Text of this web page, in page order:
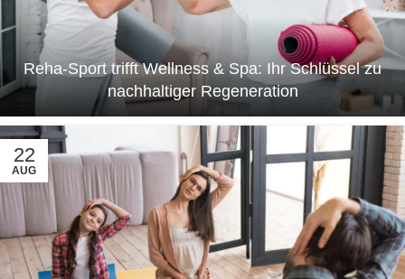
Reha-Sport trifft Wellness & Spa: Ihr Schlüssel zu
nachhaltiger Regeneration
22
AUG